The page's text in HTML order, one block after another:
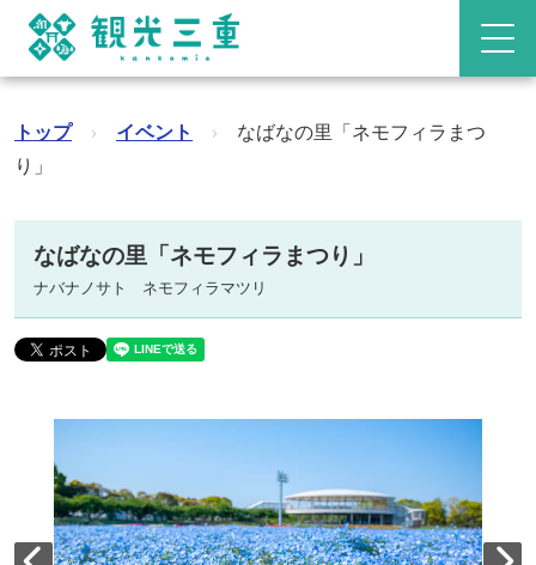
トップ › イベント ›
なばなの里「ネモフィラまつ
り」
なばなの里「ネモフィラまつり」
ナバナノサト ネモフィラマツリ